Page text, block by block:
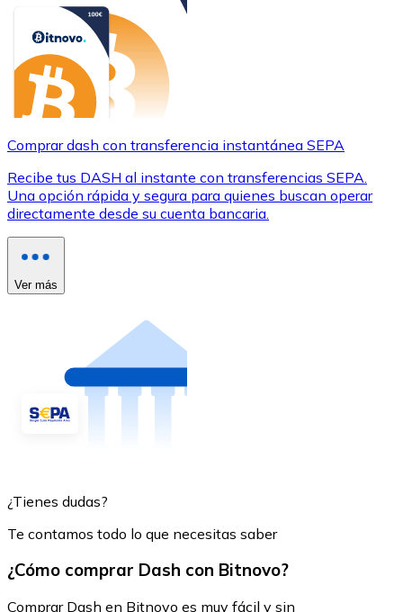
Comprar dash con transferencia instantánea SEPA
Recibe tus DASH al instante con transferencias SEPA.
Una opción rápida y segura para quienes buscan operar
directamente desde su cuenta bancaria.
Ver más
¿Tienes dudas?
Te contamos todo lo que necesitas saber
¿Cómo comprar Dash con Bitnovo?
Comprar Dash en Bitnovo es muy fácil y sin